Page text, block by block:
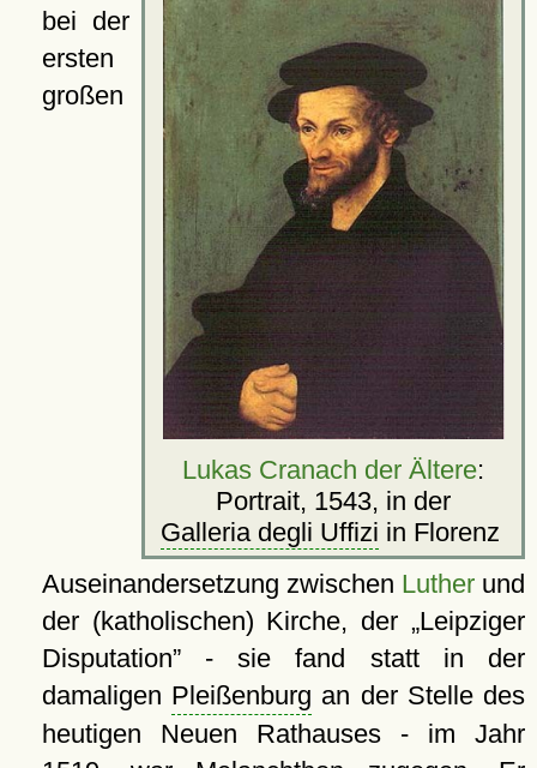
Lukas Cranach der Ältere:
Portrait, 1543, in der
Galleria degli Uffizi in Florenz
bei der
ersten
großen
Auseinandersetzung zwischen Lutherund
der (katholischen) Kirche, der
Leipziger
Disputation - sie fand statt in der
damaligen Pleißenburg an der Stelle des
heutigen Neuen Rathauses - im Jahr